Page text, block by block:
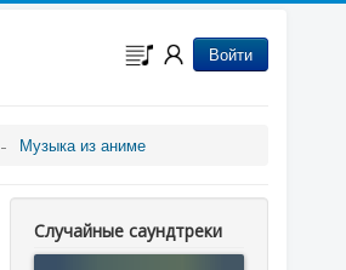
Войти
Музыка из аниме
Случайные саундтреки